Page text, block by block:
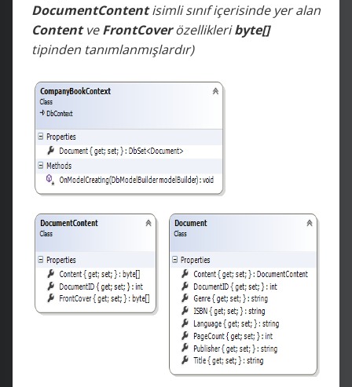
DocumentContentisimli sınıf içerisinde yer alan
ContentveFrontCoverözellikleribyte[]
tipinden tanımlanmışlardır)